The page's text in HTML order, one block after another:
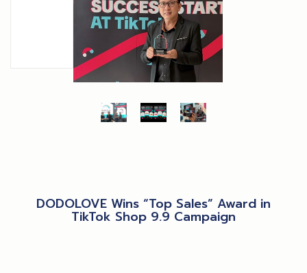
DODOLOVE Wins “Top Sales” Award in
TikTok Shop 9.9 Campaign